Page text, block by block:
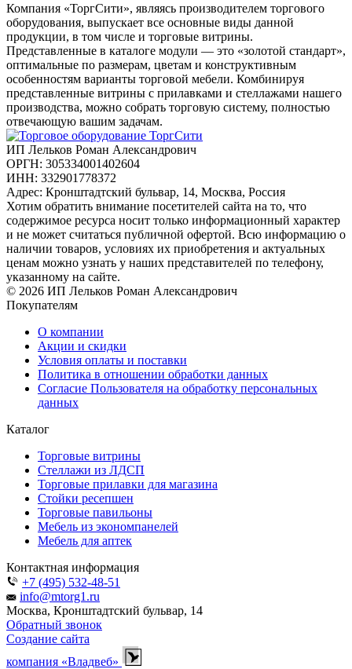
Компания «ТоргСити», являясь производителем торгового
оборудования, выпускает все основные виды данной
продукции, в том числе и торговые витрины.
Представленные в каталоге модули — это «золотой стандарт»,
оптимальные по размерам, цветам и конструктивным
особенностям варианты торговой мебели. Комбинируя
представленные витрины с прилавками и стеллажами нашего
производства, можно собрать торговую систему, полностью
отвечающую вашим задачам.
ИП Лельков Роман Александрович
ОРГН: 305334001402604
ИНН: 332901778372
Адрес: Кронштадтский бульвар, 14, Москва, Россия
Хотим обратить внимание посетителей сайта на то, что
содержимое ресурса носит только информационный характер
и не может считаться публичной офертой. Всю информацию о
наличии товаров, условиях их приобретения и актуальных
ценам можно узнать у наших представителей по телефону,
указанному на сайте.
© 2026 ИП Лельков Роман Александрович
Покупателям
О компании
Акции и скидки
Условия оплаты и поставки
Политика в отношении обработки данных
Согласие Пользователя на обработку персональных
данных
Каталог
Торговые витрины
Стеллажи из ЛДСП
Торговые прилавки для магазина
Стойки ресепшен
Торговые павильоны
Мебель из экономпанелей
Мебель для аптек
Контактная информация
+7 (495) 532-48-51
info@mtorg1.ru
Москва, Кронштадтский бульвар, 14
Обратный звонок
Создание сайта
компания «Владвеб»